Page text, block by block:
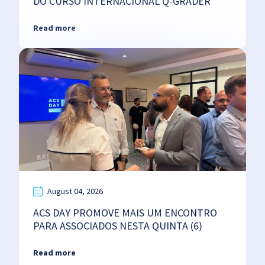
Read more
August 04, 2026
ACS DAY PROMOVE MAIS UM ENCONTRO
PARA ASSOCIADOS NESTA QUINTA (6)
Read more